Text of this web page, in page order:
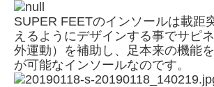
SUPER FEETのインソールは載距
えるようにデザインする事でサピ
外運動）を補助し、足本来の機能
が可能なインソールなのです。